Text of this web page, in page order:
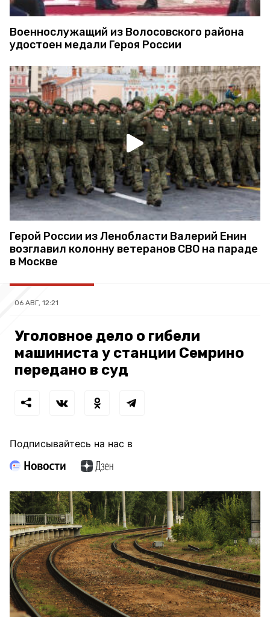
Военнослужащий из Волосовского района
удостоен медали Героя России
Герой России из Ленобласти Валерий Енин
возглавил колонну ветеранов СВО на параде
в Москве
06 АВГ, 12:21
Уголовное дело о гибели
машиниста у станции Семрино
передано в суд
Подписывайтесь на нас в